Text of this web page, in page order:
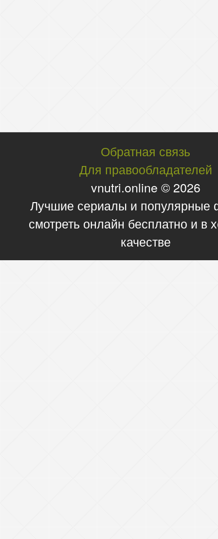
Обратная связь
Для правообладателей
vnutri.online © 2026
Лучшие сериалы и
смотреть онлайн бесплатно и в
качестве